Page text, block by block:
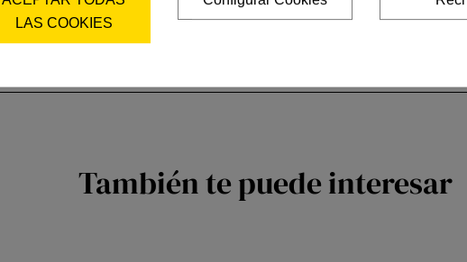
También te puede interesar
LAS COOKIES